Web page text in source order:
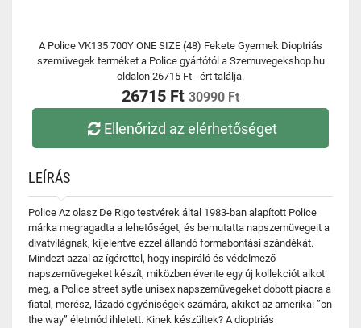
A Police VK135 700Y ONE SIZE (48) Fekete Gyermek Dioptriás
szemüvegek terméket a Police gyártótól a Szemuvegekshop.hu
oldalon 26715 Ft - ért találja.
26715 Ft 30990 Ft
Ellenőrizd az elérhetőséget
LEÍRÁS
Police Az olasz De Rigo testvérek által 1983-ban alapított Police
márka megragadta a lehetőséget, és bemutatta napszemüvegeit a
divatvilágnak, kijelentve ezzel állandó formabontási szándékát.
Mindezt azzal az ígérettel, hogy inspiráló és védelmező
napszemüvegeket készít, miközben évente egy új kollekciót alkot
meg, a Police street sytle unisex napszemüvegeket dobott piacra a
fiatal, merész, lázadó egyéniségek számára, akiket az amerikai ”on
the way” életmód ihletett. Kinek készültek? A dioptriás